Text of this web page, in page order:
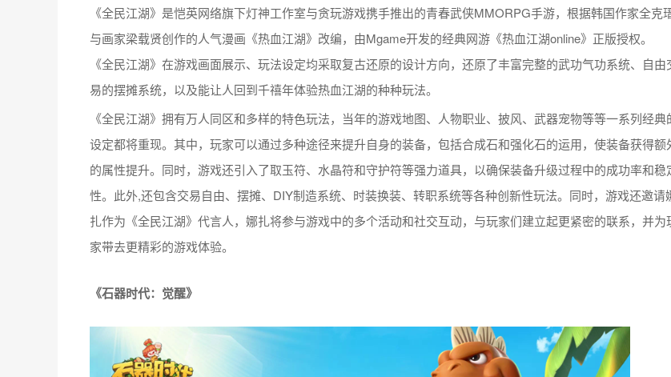
恺英网络简介
内容的研发、运营及发行，以及网页游戏平台、移动应用分发平台的运营。同时，公司积极拓展海外业务，希望
利用自身优秀的研发实力和市场开拓能力，拓展海外市场，助推公司业绩迈上新台阶。